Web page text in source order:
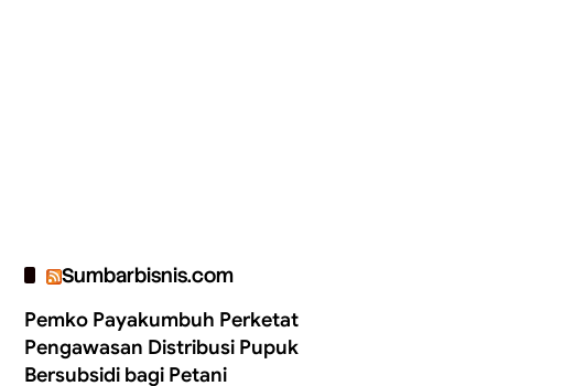
Sumbarbisnis.com
Pemko Payakumbuh Perketat
Pengawasan Distribusi Pupuk
Bersubsidi bagi Petani